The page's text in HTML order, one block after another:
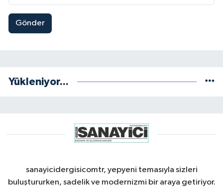
Gönder
Yükleniyor...
sanayicidergisicomtr, yepyeni temasıyla sizleri
buluştururken, sadelik ve modernizmi bir araya getiriyor.